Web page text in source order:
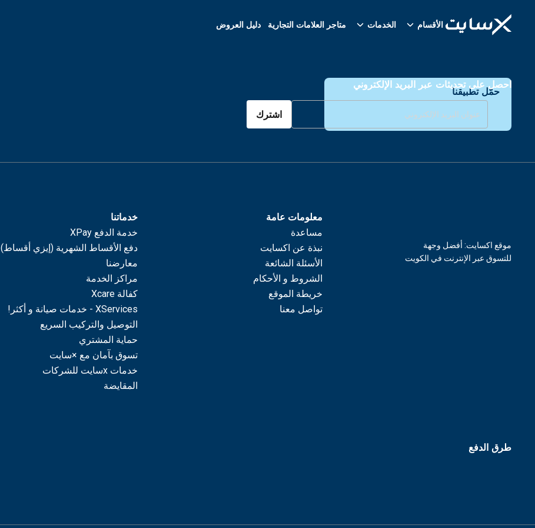
الأقسام الخدمات متاجر العلامات التجارية دليل العروض
حمّل تطبيقنا
احصل على تحديثات عبر البريد الإلكتروني
اشترك
معلومات عامة
مساعدة
نبذة عن اكسايت
الأسئلة الشائعة
الشروط و الأحكام
خريطة الموقع
تواصل معنا
خدماتنا
خدمة الدفع XPay
دفع الأقساط الشهرية (إيزي أقساط)
معارضنا
مراكز الخدمة
كفالة Xcare
XServices - خدمات صيانة و أكثر!
التوصيل والتركيب السريع
حماية المشتري
تسوق بآمان مع ×سايت
خدمات xسايت للشركات
المقايضة
موقع اكسايت: أفضل وجهة
للتسوق عبر الإنترنت في الكويت
طرق الدفع